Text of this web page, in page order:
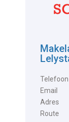
Telefoon
Email
Adres
Route